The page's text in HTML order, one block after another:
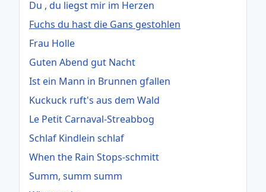
Du , du liegst mir im Herzen
Fuchs du hast die Gans gestohlen
Frau Holle
Guten Abend gut Nacht
Ist ein Mann in Brunnen gfallen
Kuckuck ruft's aus dem Wald
Le Petit Carnaval-Streabbog
Schlaf Kindlein schlaf
When the Rain Stops-schmitt
Summ, summ summ